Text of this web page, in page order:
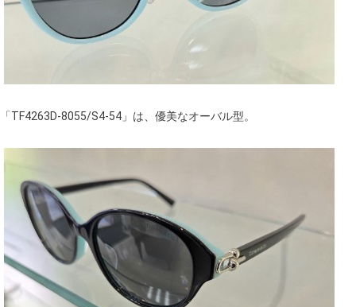
「TF4263D-8055/S4-54」は、優美なオーバル型。